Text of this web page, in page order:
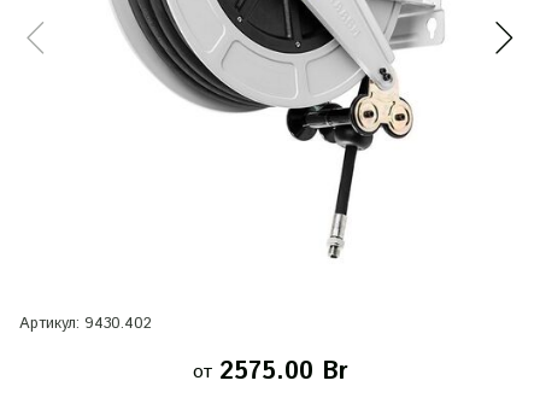
Артикул: 9430.402
от 2575.00 Br